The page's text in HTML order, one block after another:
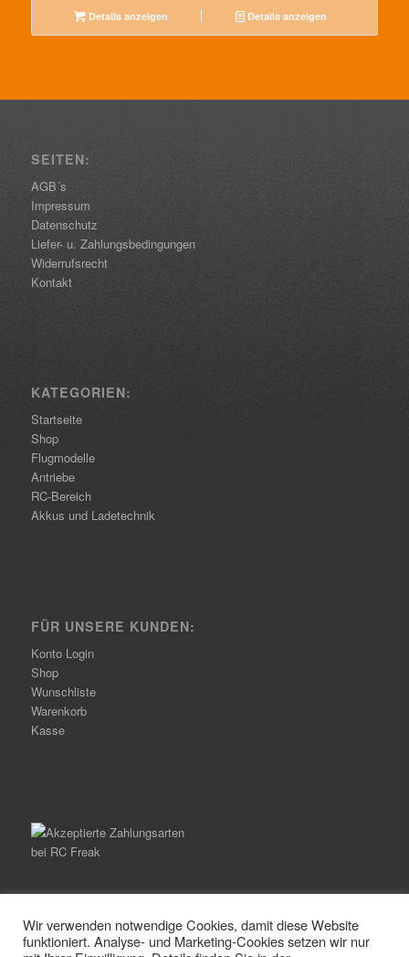
Details anzeigen Details anzeigen
SEITEN:
AGB´s
Impressum
Datenschutz
Liefer- u. Zahlungsbedingungen
Widerrufsrecht
Kontakt
KATEGORIEN:
Startseite
Shop
Flugmodelle
Antriebe
RC-Bereich
Akkus und Ladetechnik
FÜR UNSERE KUNDEN:
Konto Login
Shop
Wunschliste
Warenkorb
Kasse
Wir verwenden notwendige Cookies, damit diese Website
funktioniert. Analyse- und Marketing-Cookies setzen wir nur